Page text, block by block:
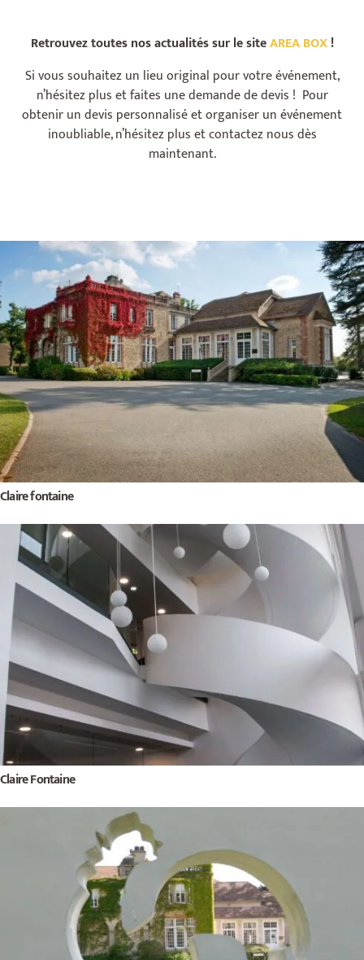
Retrouvez toutes nos actualités sur le siteAREA BOX!
Si vous souhaitez un lieu original pour votre événement,
n’hésitez plus et faites une demande de devis ! Pour
obtenir un devis personnalisé et organiser un événement
inoubliable, n’hésitez plus et contactez nous dès
maintenant.
Claire fontaine
Claire Fontaine